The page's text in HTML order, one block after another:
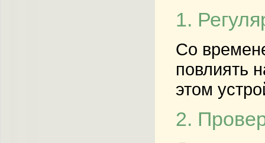
1.
Со
повлиять
этом
2.